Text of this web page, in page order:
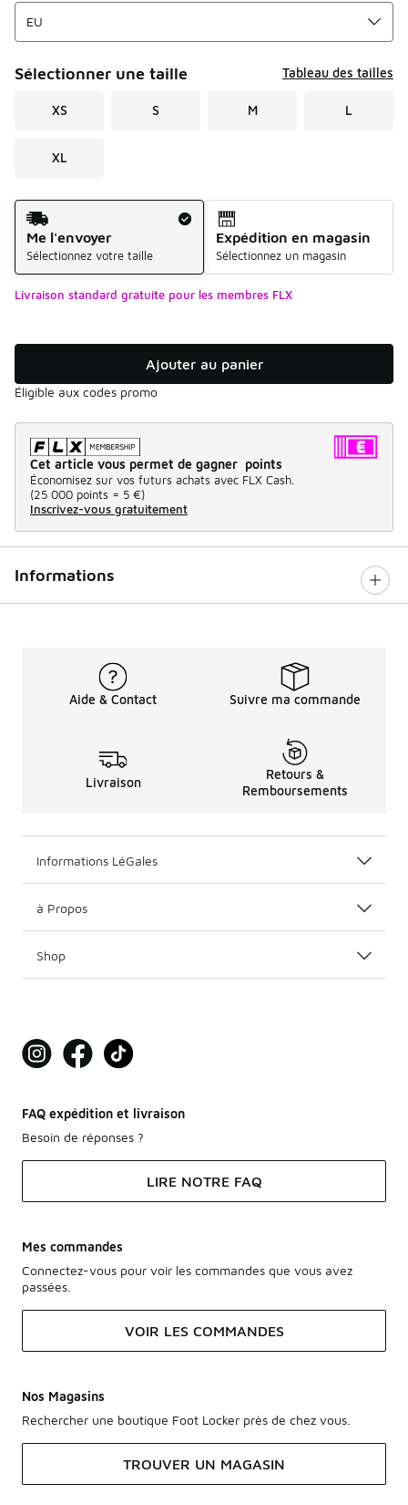
Sélectionner une taille Tableau des tailles
XS S M L
XL
Mode d'expédition
Me l'envoyer
Sélectionnez votre taille
Expédition en magasin
Sélectionnez un magasin
Livraison standard gratuite pour les membres FLX
Ajouter au panier
Éligible aux codes promo
Cet article vous permet de gagner points
Économisez sur vos futurs achats avec FLX Cash.
(25 000 points = 5 €)
Inscrivez-vous gratuitement
Informations
Aide & Contact Suivre ma commande
Livraison
Retours &
Remboursements
Informations LéGales
à Propos
Shop
FAQ expédition et livraison
Besoin de réponses ?
LIRE NOTRE FAQ
Mes commandes
Connectez-vous pour voir les commandes que vous avez
passées.
VOIR LES COMMANDES
Nos Magasins
Rechercher une boutique Foot Locker près de chez vous.
TROUVER UN MAGASIN